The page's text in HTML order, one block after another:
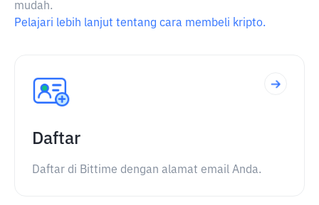
mudah.
Pelajari lebih lanjut tentang cara membeli kripto.
Daftar
Daftar di Bittime dengan alamat email Anda.